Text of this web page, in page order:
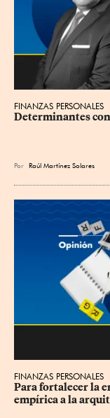
FINANZAS PERSONALES
Determinantes
Por Raúl Martínez Solares
FINANZAS PERSONALES
Para fortalecer la
empírica a la